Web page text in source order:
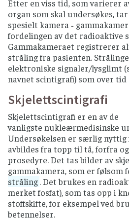
Etter en viss tid, som varierer
organ som skal undersøkes,
spesielt kamera ‐
fordelingen av det radioaktive
Gammakameraet registrerer
stråling fra pasienten.
elektroniske signaler/lysglimt
navnet scintigrafi) som over tid
Skjelettscintigrafi
Skjelettscintigrafi er en av de
vanligste nukleærmedisinske
Undersøkelsen er særlig
avbildes fra topp til tå, forfra
prosedyre. Det tas bilder av
gammakamera, som er følsom
stråling. Det brukes en
merket fosfat), som tas opp i
stoffskifte, for eksempel ved
betennelser.